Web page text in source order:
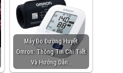
Máy Đo Đường Huyết
Omron: Thông Tin Chi Tiết
Và Hướng Dẫn…